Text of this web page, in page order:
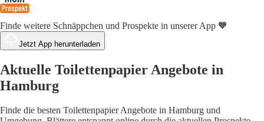
Finde weitere Schnäppchen und Prospekte in unserer App 🧡
Jetzt App herunterladen
Aktuelle Toilettenpapier Angebote in
Hamburg
Finde die besten Toilettenpapier Angebote in Hamburg und